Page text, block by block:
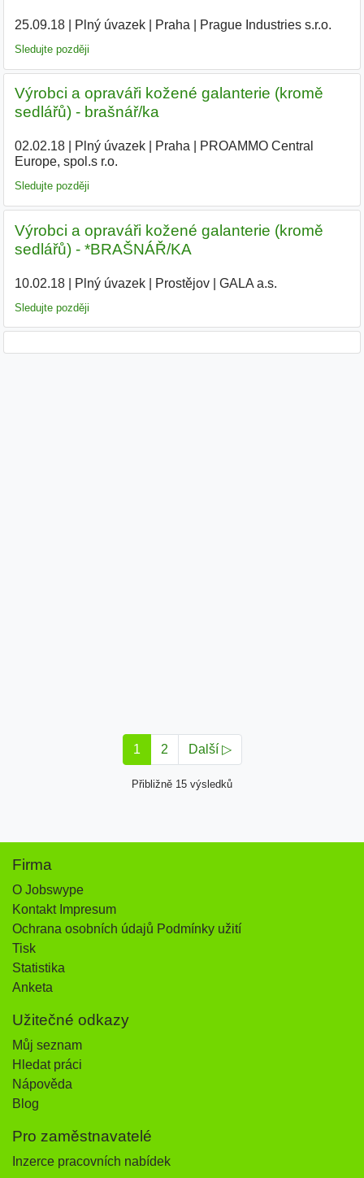
25.09.18| Plný úvazek| Praha Prague Industries s.r.o.
Sledujte později
Výrobci a opraváři kožené galanterie (kromě
sedlářů) - brašnář/ka
02.02.18| Plný úvazek| Praha
PROAMMO Central
Europe, spol.s r.o.
Sledujte později
Výrobci a opraváři kožené galanterie (kromě
sedlářů) - *BRAŠNÁŘ/KA
10.02.18| Plný úvazek| Prostějov| GALA a.s.
Sledujte později
1 2 Další ▷
Přibližně 15 výsledků
Firma
O Jobswype
Kontakt Impresum
Ochrana osobních údajů Podmínky užití
Tisk
Statistika
Anketa
Užitečné odkazy
Můj seznam
Hledat práci
Nápověda
Blog
Pro zaměstnavatelé
Inzerce pracovních nabídek